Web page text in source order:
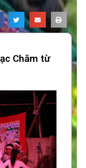
Chăm từ